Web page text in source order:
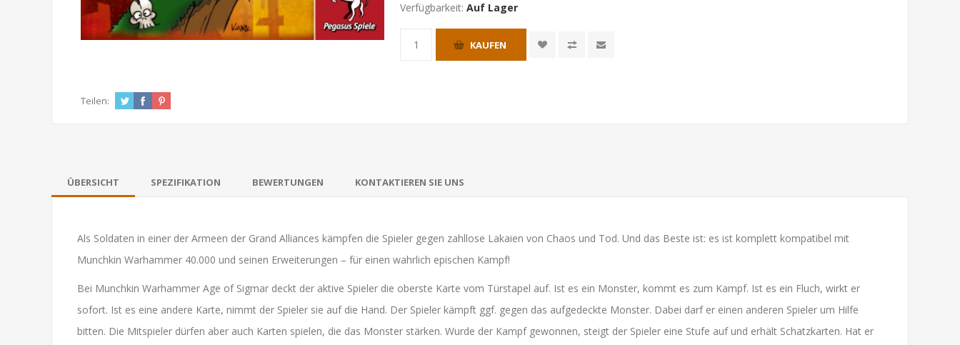
Verfügbarkeit: Auf Lager
KAUFEN
Teilen:
ÜBERSICHT SPEZIFIKATION BEWERTUNGEN KONTAKTIEREN SIE UNS
Als Soldaten in einer der Armeen der Grand Alliances kämpfen die Spieler gegen zahllose Lakaien von Chaos und Tod. Und das Beste ist: es ist komplett kompatibel mit
Munchkin Warhammer 40.000 und seinen Erweiterungen – für einen wahrlich epischen Kampf!
Bei Munchkin Warhammer Age of Sigmar deckt der aktive Spieler die oberste Karte vom Türstapel auf. Ist es ein Monster, kommt es zum Kampf. Ist es ein Fluch, wirkt er
sofort. Ist es eine andere Karte, nimmt der Spieler sie auf die Hand. Der Spieler kämpft ggf. gegen das aufgedeckte Monster. Dabei darf er einen anderen Spieler um Hilfe
bitten. Die Mitspieler dürfen aber auch Karten spielen, die das Monster stärken. Wurde der Kampf gewonnen, steigt der Spieler eine Stufe auf und erhält Schatzkarten. Hat er